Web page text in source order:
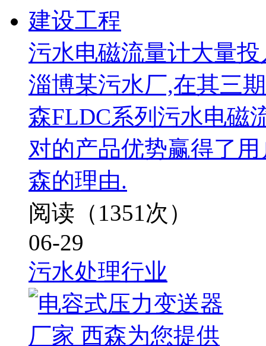
污水电磁流量计大量
淄博某污水厂,在其三
森FLDC系列污水电磁
对的产品优势赢得了
森的理由.
阅读（1351次）
06-29
污水处理行业